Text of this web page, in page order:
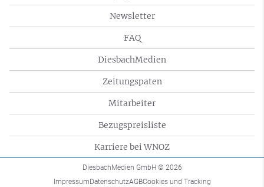
Newsletter
FAQ
DiesbachMedien
Zeitungspaten
Mitarbeiter
Bezugspreisliste
Karriere bei WNOZ
DiesbachMedien GmbH © 2026
ImpressumDatenschutzAGBCookies und Tracking